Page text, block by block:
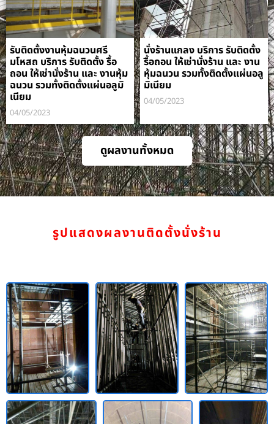
รับติดตั้งงานหุ้มฉนวนศรี
มโหสถ บริการ รับติดตั้ง รื้อ
ถอน ให้เช่านั่งร้าน และ งานหุ้ม
ฉนวน รวมทั้งติดตั้งแผ่นอลูมิ
เนียม
04/05/2023
นั่งร้านแกลง บริการ รับติดตั้ง
รื้อถอน ให้เช่านั่งร้าน และ งาน
หุ้มฉนวน รวมทั้งติดตั้งแผ่นอลู
มิเนียม
04/05/2023
ดูผลงานทั้งหมด
รูปแสดงผลงานติดตั้งนั่งร้าน